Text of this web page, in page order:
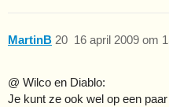
MartinB 16 april 2009 om
20
@ Wilco en Diablo:
Je kunt ze ook wel op een